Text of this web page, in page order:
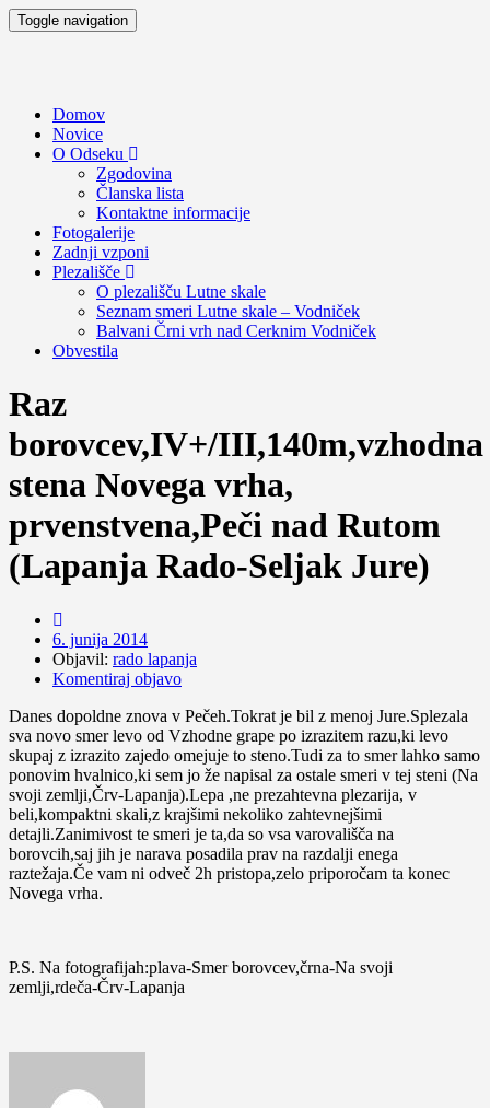
Toggle navigation
Domov
Novice
O Odseku
Zgodovina
Članska lista
Kontaktne informacije
Fotogalerije
Zadnji vzponi
Plezališče
O plezališču Lutne skale
Seznam smeri Lutne skale – Vodniček
Balvani Črni vrh nad Cerknim Vodniček
Obvestila
Raz
borovcev,IV+/III,140m,vzhodna
stena Novega vrha,
prvenstvena,Peči nad Rutom
(Lapanja Rado-Seljak Jure)
6. junija 2014
Objavil: rado lapanja
Komentiraj objavo
Danes dopoldne znova v Pečeh.Tokrat je bil z menoj Jure.Splezala
sva novo smer levo od Vzhodne grape po izrazitem razu,ki levo
skupaj z izrazito zajedo omejuje to steno.Tudi za to smer lahko samo
ponovim hvalnico,ki sem jo že napisal za ostale smeri v tej steni (Na
svoji zemlji,Črv-Lapanja).Lepa ,ne prezahtevna plezarija, v
beli,kompaktni skali,z krajšimi nekoliko zahtevnejšimi
detajli.Zanimivost te smeri je ta,da so vsa varovališča na
borovcih,saj jih je narava posadila prav na razdalji enega
raztežaja.Če vam ni odveč 2h pristopa,zelo priporočam ta konec
Novega vrha.
P.S. Na fotografijah:plava-Smer borovcev,črna-Na svoji
zemlji,rdeča-Črv-Lapanja